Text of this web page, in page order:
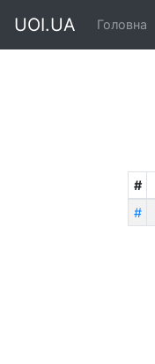
UOI.UA Головна
#
#